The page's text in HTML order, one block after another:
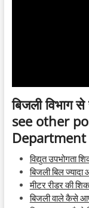
बिजली विभाग
see other
Department
विद्युत उपभोगता
बिजली बिल
मीटर रीडर की
बिजली वाले कैसे